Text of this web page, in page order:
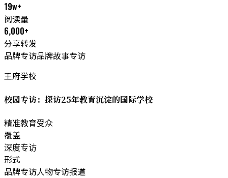
19w+
阅读量
6,000+
分享转发
品牌专访品牌故事专访
王府学校
校园专访：探访25年教育沉淀的国际学校
精准教育受众
覆盖
深度专访
形式
品牌专访人物专访报道